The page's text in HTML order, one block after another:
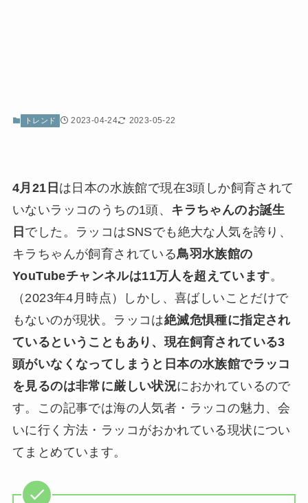
トレンド 2023-04-24 2023-05-22
4月21日 は日本の水族館で現在3頭しか飼育されて
いないラッコのうちの1頭、 キラちゃんのお誕生
日 でした。ラッコはSNSでも絶大な人気を誇り、
キラちゃんが飼育されている鳥羽水族館の
YouTubeチャンネルは11万人を超えています。
（2023年4月時点）しかし、喜ばしいことだけで
もないのが現状。ラッコは絶滅危惧種に指定され
ているということもあり、現在飼育されている3
頭がいなくなってしまうと日本の水族館でラッコ
を見るのは非常に厳しい状況におかれているので
す。この記事では海の人気者・ラッコの魅力、会
いに行く方法・ラッコがおかれている現状につい
てまとめています。